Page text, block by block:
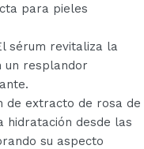
para pieles
sérum revitaliza la
un resplandor
de extracto de rosa de
hidratación desde las
su aspecto